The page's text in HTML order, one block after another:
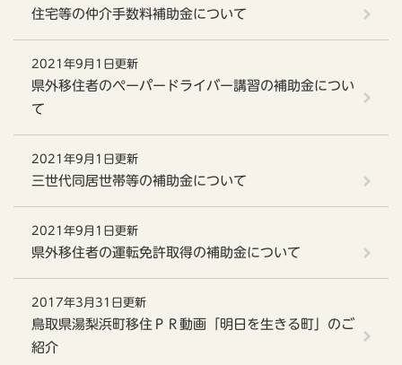
住宅等の仲介手数料補助金について
2021年9月1日更新
県外移住者のペーパードライバー講習の補助金につい
て
2021年9月1日更新
三世代同居世帯等の補助金について
2021年9月1日更新
県外移住者の運転免許取得の補助金について
2017年3月31日更新
鳥取県湯梨浜町移住ＰＲ動画「明日を生きる町」のご
紹介